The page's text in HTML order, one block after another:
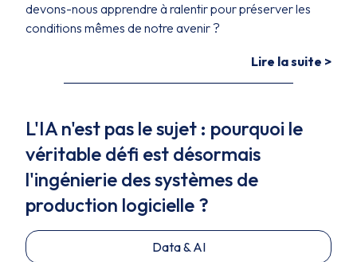
devons-nous apprendre à ralentir pour préserver les
conditions mêmes de notre avenir ?
Lire la suite >
L'IA n'est pas le sujet : pourquoi le
véritable défi est désormais
l'ingénierie des systèmes de
production logicielle ?
Data & AI